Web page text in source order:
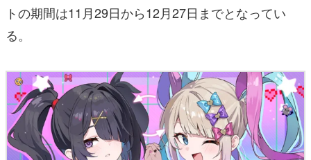
トの期間は11月29日から12月27日までとなってい
る。